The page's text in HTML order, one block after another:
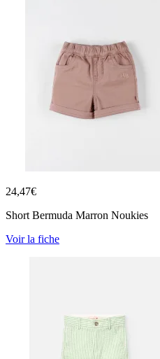
24,47€
Short Bermuda Marron Noukies
Voir la fiche